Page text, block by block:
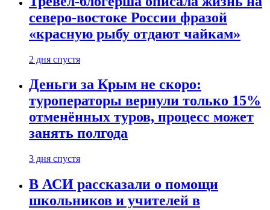
северо-востоке России фразой
«красную рыбу отдают чайкам»
2 дня спустя
Деньги за Крым не скоро:
туроператоры вернули только 15%
отменённых туров, процесс может
занять полгода
3 дня спустя
В АСИ рассказали о помощи
школьников и учителей в